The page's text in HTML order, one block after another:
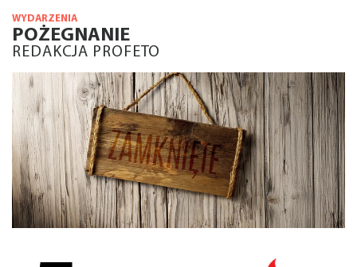
WYDARZENIA
POŻEGNANIE
REDAKCJA PROFETO